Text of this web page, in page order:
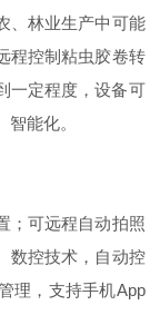
、林业生产中可能
程控制粘虫胶卷转
一定程度，设备可
能化。
；可远程自动拍照
数控技术，自动控
理，支持手机App